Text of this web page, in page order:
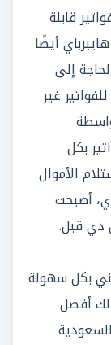
قابلة
أيضًا
إلى
غير
بكل
الأموال
أصبحت
ذي قبل.
بكل سهولة
أفضل